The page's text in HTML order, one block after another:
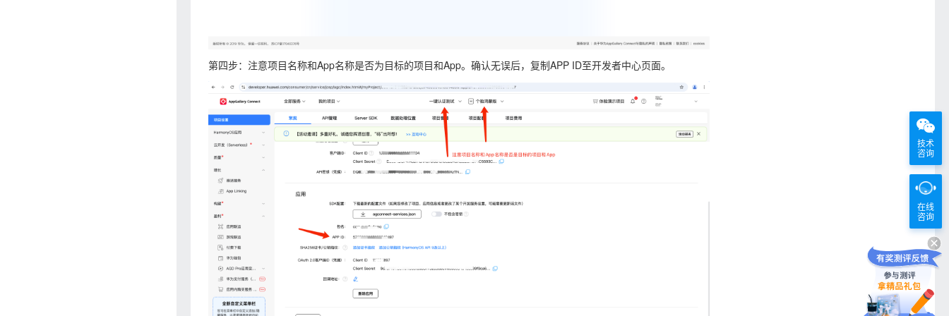
第四步：注意项目名称和App名称是否为目标的项目和App。确认无误后，复制APP ID至开发者中心页面。
技术
咨询
在线
咨询